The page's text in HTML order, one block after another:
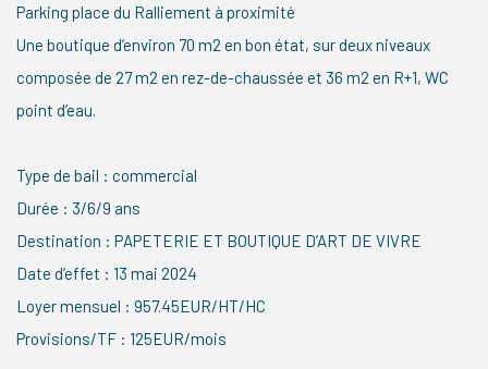
Parking place du Ralliement à proximité
Une boutique d’environ 70 m2 en bon état, sur deux niveaux
composée de 27 m2 en rez-de-chaussée et 36 m2 en R+1, WC
point d’eau.
Type de bail : commercial
Durée : 3/6/9 ans
Destination : PAPETERIE ET BOUTIQUE D’ART DE VIVRE
Date d’effet : 13 mai 2024
Loyer mensuel : 957.45EUR/HT/HC
Provisions/TF : 125EUR/mois